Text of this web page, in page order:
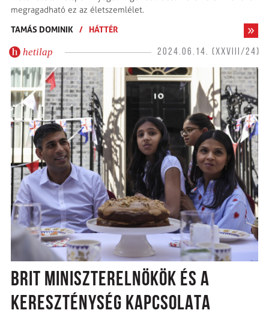
megragadható ez az életszemlélet.
TAMÁS DOMINIK
/ HÁTTÉR
hetilap 2024.06.14. (XXVIII/24)
BRIT MINISZTERELNÖKÖK ÉS A
KERESZTÉNYSÉG KAPCSOLATA